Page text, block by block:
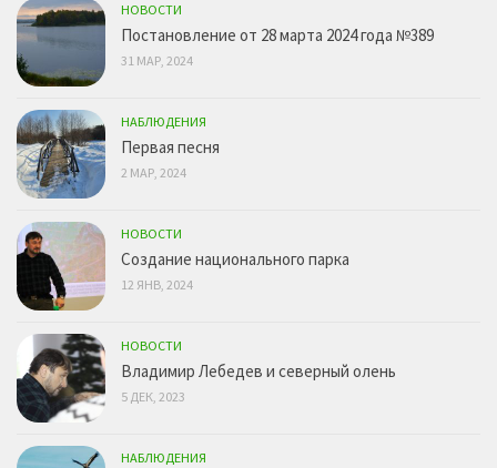
НОВОСТИ
Постановление от 28 марта 2024 года №389
31 МАР, 2024
НАБЛЮДЕНИЯ
Первая песня
2 МАР, 2024
НОВОСТИ
Создание национального парка
12 ЯНВ, 2024
НОВОСТИ
Владимир Лебедев и северный олень
5 ДЕК, 2023
НАБЛЮДЕНИЯ